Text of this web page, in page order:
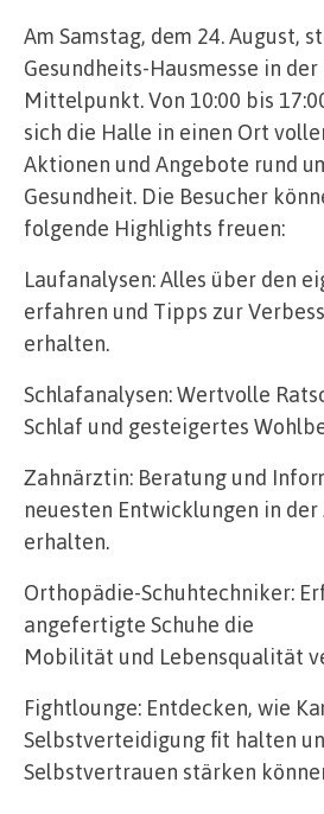
Am Samstag, dem 24. August,
Gesundheits-Hausmesse in
Mittelpunkt. Von 10:00 bis
sich die Halle in einen Ort
Aktionen und Angebote rund
Gesundheit. Die Besucher
folgende Highlights freuen:
Laufanalysen: Alles über den
erfahren und Tipps zur
erhalten.
Schlafanalysen: Wertvolle
Schlaf und gesteigertes
Zahnärztin: Beratung und
neuesten Entwicklungen in
erhalten.
Orthopädie-Schuhtechniker:
angefertigte Schuhe die
Mobilität und Lebensqualität
Fightlounge: Entdecken, wie
Selbstverteidigung fit halten
Selbstvertrauen stärken